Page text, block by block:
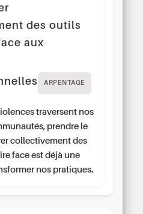
des outils
aux
ARPENTAGE
traversent nos
prendre le
collectivement des
face est déjà une
nos pratiques.